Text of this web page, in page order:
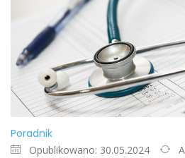
Poradnik
Opublikowano: 30.05.2024